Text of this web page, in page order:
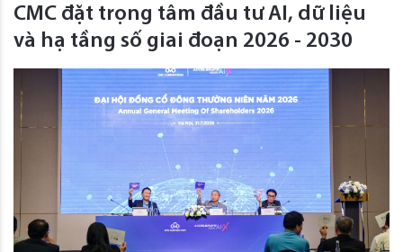
CMC đặt trọng tâm đầu tư AI, dữ liệu
và hạ tầng số giai đoạn 2026 - 2030